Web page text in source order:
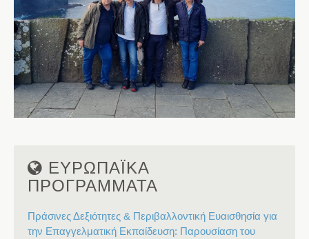
ΕΥΡΩΠΑΪΚΑ
ΠΡΟΓΡΑΜΜΑΤΑ
Πράσινες Δεξιότητες & Περιβαλλοντική Ευαισθησία για
την Επαγγελματική Εκπαίδευση: Παρουσίαση του